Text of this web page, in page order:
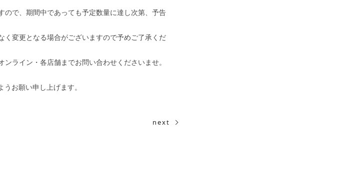
で、期間中であっても予定数量に達し次第、予告
変更となる場合がございますので予めご了承くだ
ライン・各店舗までお問い合わせくださいませ。
お願い申し上げます。
next